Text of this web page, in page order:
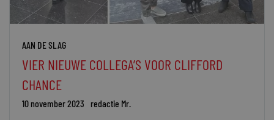
AAN DE SLAG
VIER NIEUWE COLLEGA’S VOOR CLIFFORD
CHANCE
10 november 2023 redactie Mr.